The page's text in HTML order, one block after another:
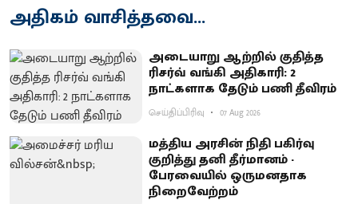
அதிகம் வாசித்தவை...
அடையாறு ஆற்றில் குதித்த
ரிசர்வ் வங்கி அதிகாரி: 2
நாட்களாக தேடும் பணி தீவிரம்
செய்திப்பிரிவு 07 Aug 2026
மத்திய அரசின் நிதி பகிர்வு
குறித்து தனி தீர்மானம் -
பேரவையில் ஒருமனதாக
நிறைவேற்றம்